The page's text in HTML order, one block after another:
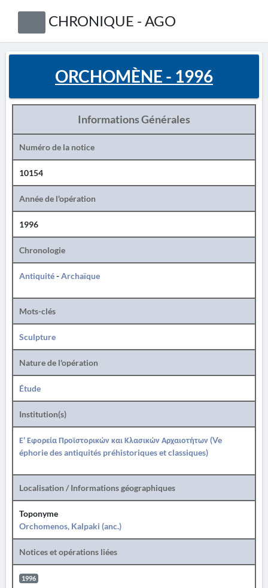
CHRONIQUE - AGO
ORCHOMÈNE - 1996
Informations Générales
Numéro de la notice
10154
Année de l'opération
1996
Chronologie
Antiquité-Archaïque
Mots-clés
Sculpture
Nature de l'opération
Étude
Institution(s)
Ε' Εφορεία Προϊστορικών και Κλασικών Αρχαιοτήτων (Ve
éphorie des antiquités préhistoriques et classiques)
Localisation / Informations géographiques
Toponyme
Orchomenos, Kalpaki (anc.)
Notices et opérations liées
1996